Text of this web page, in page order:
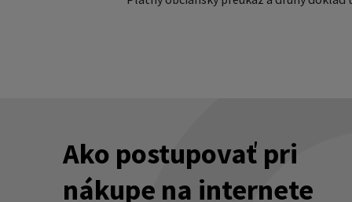
Ako postupovať pri
nákupe na internete